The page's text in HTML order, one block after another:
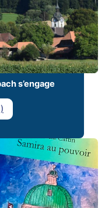
s’engage